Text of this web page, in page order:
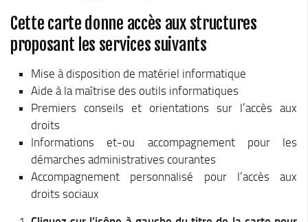
Culture, sports & loisirs
Equipements et services culturels sur le territoire
La Mure Cinéma Théatre
Maison Messiaen
Résidence-actions FESTINS 2025-2027
Résidence Accord des On 2023-2025
Cette carte donne accès aux structures
proposant les services suivants
Mise à disposition de matériel informatique
Aide à la maîtrise des outils informatiques
Premiers conseils et orientations sur l’accès aux
droits
Informations et-ou accompagnement pour les
démarches administratives courantes
Accompagnement personnalisé pour l’accès aux
droits sociaux